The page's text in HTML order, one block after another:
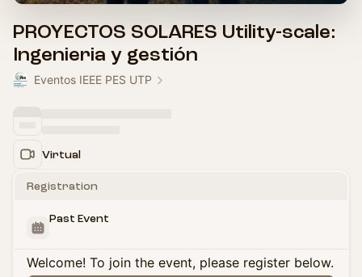
PROYECTOS SOLARES Utility-scale:
Ingenieria y gestión
Eventos IEEE PES UTP
Virtual
Registration
Past Event
Welcome! To join the event, please register below.